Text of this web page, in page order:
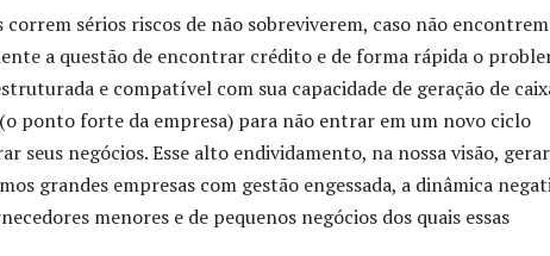
sérios riscos de não sobreviverem, caso não encontrem
a questão de encontrar crédito e de forma rápida o
e compatível com sua capacidade de geração de
ponto forte da empresa) para não entrar em um novo ciclo
seus negócios. Esse alto endividamento, na nossa visão,
grandes empresas com gestão engessada, a dinâmica
menores e de pequenos negócios dos quais essas